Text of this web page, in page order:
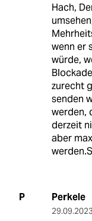
Hach,
wenn er
würde,
zurecht
senden
werden,
derzeit
aber
P Perkele
29.09.2023